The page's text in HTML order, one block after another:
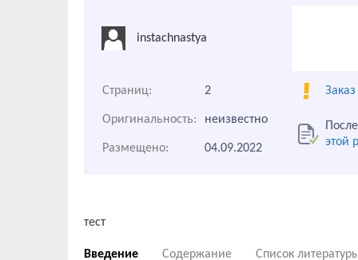
instachnastya
Страниц: 2
Оригинальность: неизвестно
этой
Размещено: 04.09.2022
Введение Содержание Список